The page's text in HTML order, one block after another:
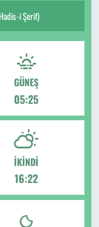
i Şerif)
GÜNEŞ
05:25
İKINDI
16:22